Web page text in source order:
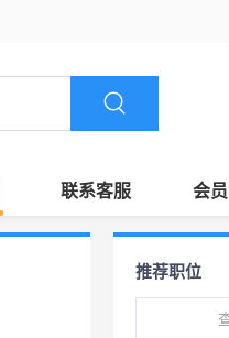
联系客服 会
推荐职位